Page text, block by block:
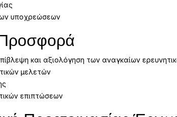
υποχρεώσεων
και αξιολόγηση των αναγκαίων
μελετών
επιπτώσεων